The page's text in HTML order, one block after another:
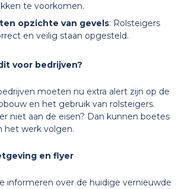
te voorkomen.
opzichte van gevels: Rolsteigers
en veilig staan opgesteld.
voor bedrijven?
moeten nu extra alert zijn op de
en het gebruik van rolsteigers.
niet aan de eisen? Dan kunnen boetes
het werk volgen.
en flyer
informeren over de huidige vernieuwde